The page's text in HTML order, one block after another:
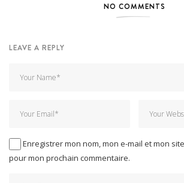
NO COMMENTS
LEAVE A REPLY
Enregistrer mon nom, mon e-mail et mon
pour mon prochain commentaire.